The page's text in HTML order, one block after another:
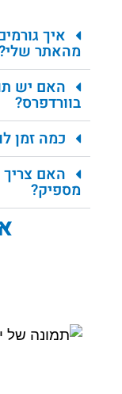
מהאתר
האם יש
בוורדפרס?
כמה זמן
האם צריך
מספיק?